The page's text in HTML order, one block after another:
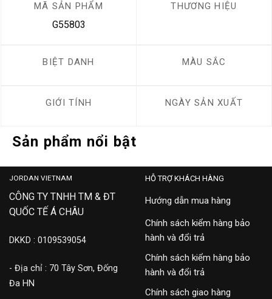
MÃ SẢN PHẨM
G55803
THƯƠNG HIỆU
BIỆT DANH MÀU SẮC
GIỚI TÍNH NGÀY SẢN XUẤT
Sản phẩm nổi bật
JORDAN VIETNAM
CÔNG TY TNHH TM & ĐT
QUỐC TẾ Á CHÂU
DKKD : 0109539054
- Địa chỉ : 70 Tây Sơn, Đống
Đa HN
HỖ TRỢ KHÁCH HÀNG
Hướng dẫn mua hàng
Chính sách kiểm hàng bảo
hành và đổi trả
Chính sách kiểm hàng bảo
hành và đổi trả
Chính sách giao hàng